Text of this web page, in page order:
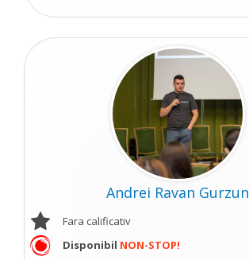
Andrei Ravan Gurzun
Fara calificativ
Disponibil NON-STOP!